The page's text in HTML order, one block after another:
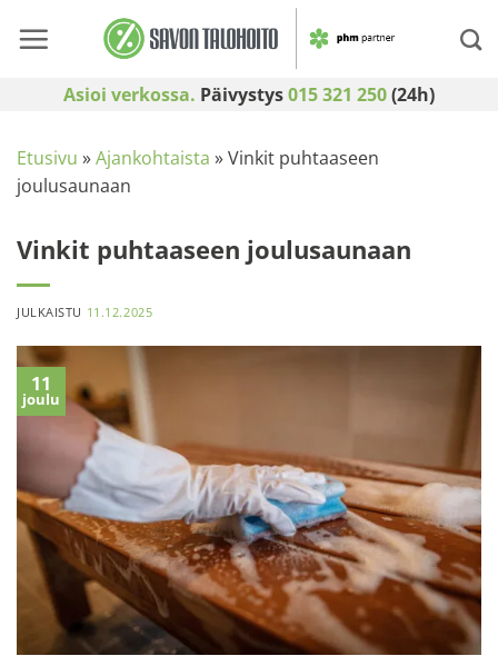
Asioi verkossa. Päivystys015 321 250(24h)
Etusivu »Ajankohtaista »Vinkit puhtaaseen
joulusaunaan
Vinkit puhtaaseen joulusaunaan
JULKAISTU 11.12.2025
11
joulu